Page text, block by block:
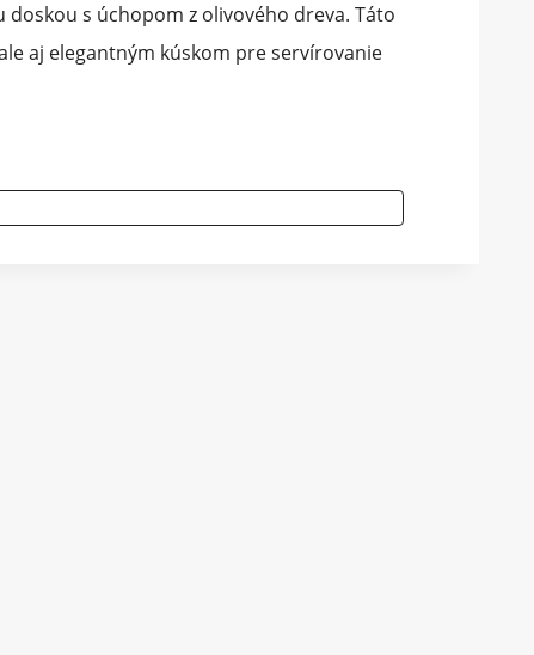
doskou s úchopom z olivového dreva. Táto
aj elegantným kúskom pre servírovanie